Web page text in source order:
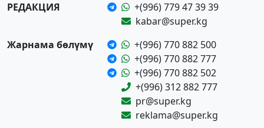
РЕДАКЦИЯ
+(996) 779 47 39 39
kabar@super.kg
Жарнама бөлүмү
+(996) 770 882 500
+(996) 770 882 777
+(996) 770 882 502
+(996) 312 882 777
pr@super.kg
reklama@super.kg